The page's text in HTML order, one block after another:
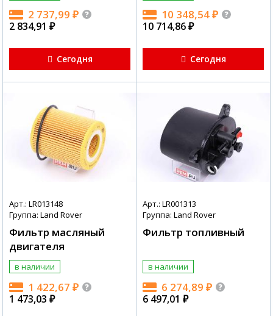
2 737,99 ₽
2 834,91 ₽
Сегодня
10 348,54₽
10 714,86₽
Сегодня
Арт.: LR013148
Группа: Land Rover
Фильтр масляный
двигателя
в наличии
1 422,67 ₽
1 473,03 ₽
Арт.: LR001313
Группа: Land Rover
Фильтр топливный
в наличии
6 274,89 ₽
6 497,01 ₽